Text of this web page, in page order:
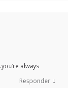
always
Responder ↓